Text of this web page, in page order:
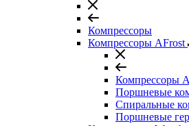
Компрессоры
Компрессоры AFrost
Компрессоры
Поршневые
Спиральные
Поршневые